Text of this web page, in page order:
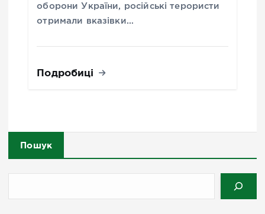
оборони України, російські терористи
отримали вказівки…
Подробиці
Пошук